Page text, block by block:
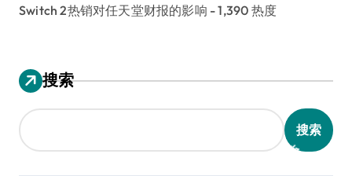
Switch 2热销对任天堂财报的影响 - 1,390 热度
搜索
搜索